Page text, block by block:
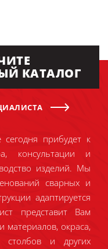
КАТАЛОГ
прибудет к
консультации и
изделий. Мы
сварных и
адаптируется
представит Вам
материалов, окраса,
столбов и других